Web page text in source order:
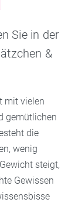
Sie in der
&
mit vielen
gemütlichen
die
wenig
steigt,
Gewissen